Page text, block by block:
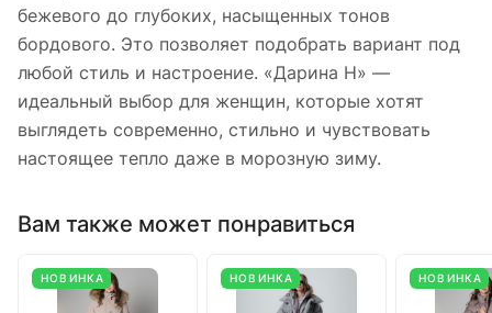
бежевого до глубоких, насыщенных тонов
бордового. Это позволяет подобрать вариант под
любой стиль и настроение. «Дарина Н» —
идеальный выбор для женщин, которые хотят
выглядеть современно, стильно и чувствовать
настоящее тепло даже в морозную зиму.
Вам также может понравиться
НОВИНКА НОВИНКА НОВИНКА